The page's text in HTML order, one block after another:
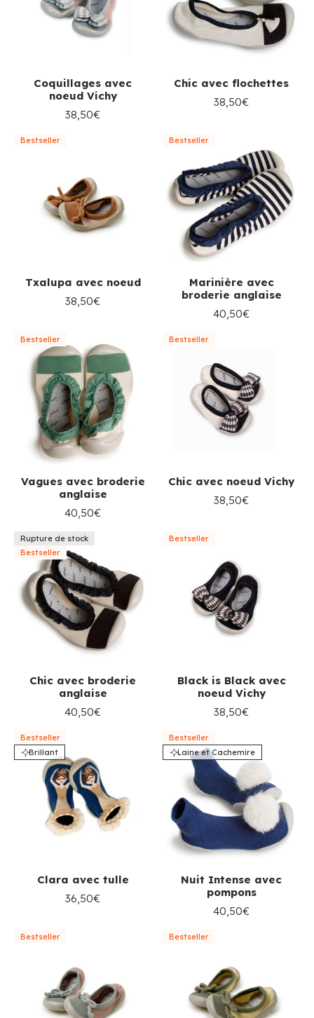
Coquillages avec
noeud Vichy
38,50€
Chic avec flochettes
38,50€
Bestseller
Txalupa avec noeud
38,50€
Bestseller
Marinière avec
broderie anglaise
40,50€
Bestseller
Vagues avec broderie
anglaise
40,50€
Bestseller
Chic avec noeud Vichy
38,50€
Rupture de stock
Bestseller
Chic avec broderie
anglaise
40,50€
Bestseller
Black is Black avec
noeud Vichy
38,50€
Bestseller
Brillant
Clara avec tulle
36,50€
Bestseller
Laine et Cachemire
Nuit Intense avec
pompons
40,50€
Bestseller Bestseller